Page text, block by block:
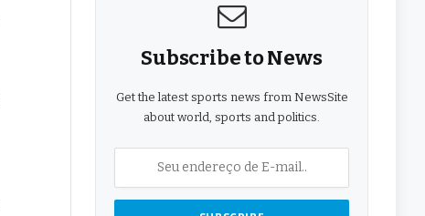
Subscribe to News
Get the latest sports news from NewsSite
about world, sports and politics.